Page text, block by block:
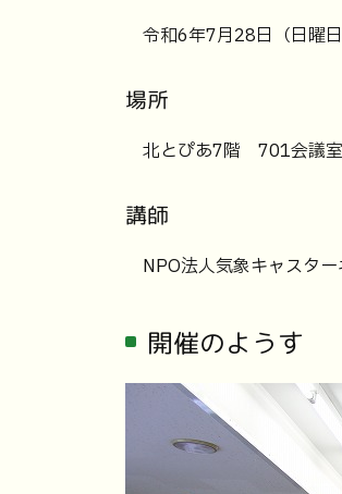
令和6年7月28日（日曜
場所
北とぴあ7階 701会議室
講師
NPO法人気象キャスター
開催のようす